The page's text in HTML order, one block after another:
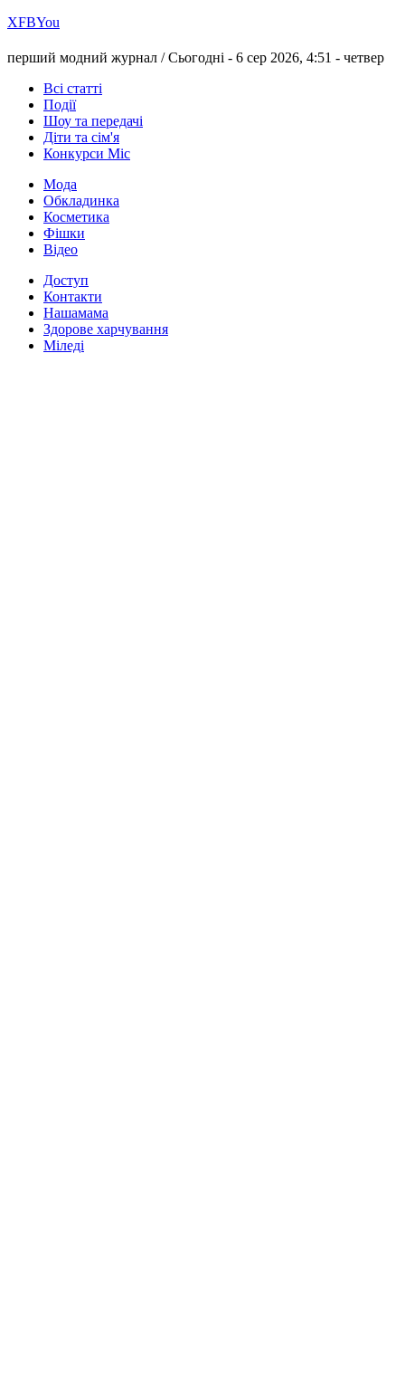
ХFBYou
перший модний журнал /Сьогодні - 6 сер 2026, 4:51 - четвер
Всі статті
Події
Шоу та передачі
Діти та сім'я
Конкурси Міс
Мода
Обкладинка
Косметика
Фішки
Відео
Доступ
Контакти
Нашамама
Здорове харчування
Міледі